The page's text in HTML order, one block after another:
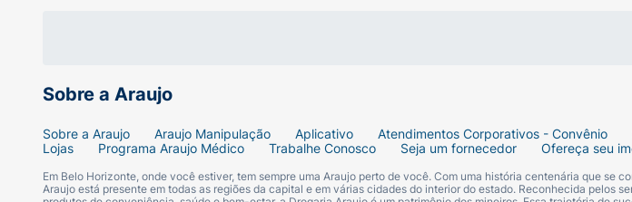
Sobre a Araujo
Sobre a Araujo Araujo Manipulação Aplicativo Atendimentos Corporativos - Convênio
Lojas
Programa Araujo Médico Trabalhe Conosco Seja um fornecedor Ofereça seu
Em Belo Horizonte, onde você estiver, tem sempre uma Araujo perto de você. Com uma história centenária que se
Araujo está presente em todas as regiões da capital e em várias cidades do interior do estado. Reconhecida pelos